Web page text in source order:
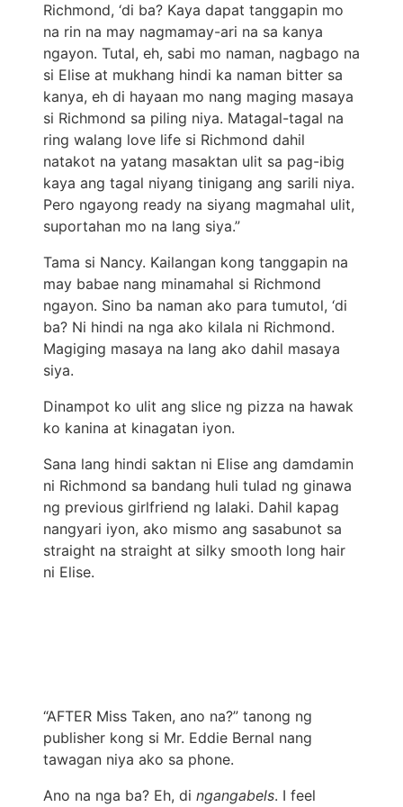
Richmond, ‘di ba? Kaya dapat tanggapin mo
na rin na may nagmamay-ari na sa kanya
ngayon. Tutal, eh, sabi mo naman, nagbago na
si Elise at mukhang hindi ka naman bitter sa
kanya, eh di hayaan mo nang maging masaya
si Richmond sa piling niya. Matagal-tagal na
ring walang love life si Richmond dahil
natakot na yatang masaktan ulit sa pag-ibig
kaya ang tagal niyang tinigang ang sarili niya.
Pero ngayong ready na siyang magmahal ulit,
suportahan mo na lang siya.”
Tama si Nancy. Kailangan kong tanggapin na
may babae nang minamahal si Richmond
ngayon. Sino ba naman ako para tumutol, ‘di
ba? Ni hindi na nga ako kilala ni Richmond.
Magiging masaya na lang ako dahil masaya
siya.
Dinampot ko ulit ang slice ng pizza na hawak
ko kanina at kinagatan iyon.
Sana lang hindi saktan ni Elise ang damdamin
ni Richmond sa bandang huli tulad ng ginawa
ng previous girlfriend ng lalaki. Dahil kapag
nangyari iyon, ako mismo ang sasabunot sa
straight na straight at silky smooth long hair
ni Elise.
“AFTER Miss Taken, ano na?” tanong ng
publisher kong si Mr. Eddie Bernal nang
tawagan niya ako sa phone.
Ano na nga ba? Eh, di ngangabels. I feel